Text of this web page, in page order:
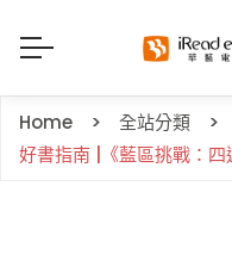
Home 全站分類
好書指南 |《藍區挑戰：四